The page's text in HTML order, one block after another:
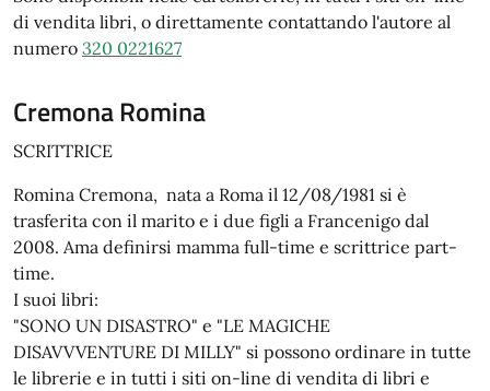
di vendita libri, o direttamente contattando l'autore al
numero 320 0221627
Cremona Romina
SCRITTRICE
Romina Cremona, nata a Roma il 12/08/1981 si è
trasferita con il marito e i due figli a Francenigo dal
2008. Ama definirsi mamma full-time e scrittrice part-
time.
I suoi libri:
"SONO UN DISASTRO" e "LE MAGICHE
DISAVVVENTURE DI MILLY" si possono ordinare in tutte
le librerie e in tutti i siti on-line di vendita di libri e